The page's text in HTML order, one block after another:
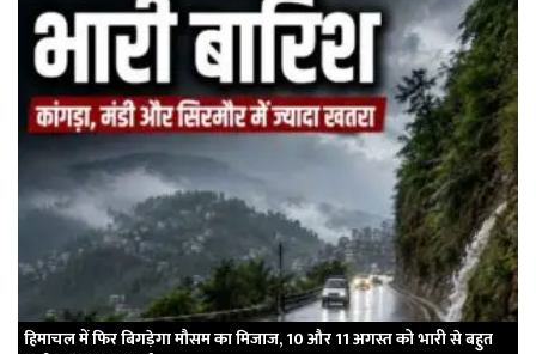
हिमाचल में फिर बिगड़ेगा मौसम का मिजाज, 10 और 11 अगस्त को भारी से बहुत